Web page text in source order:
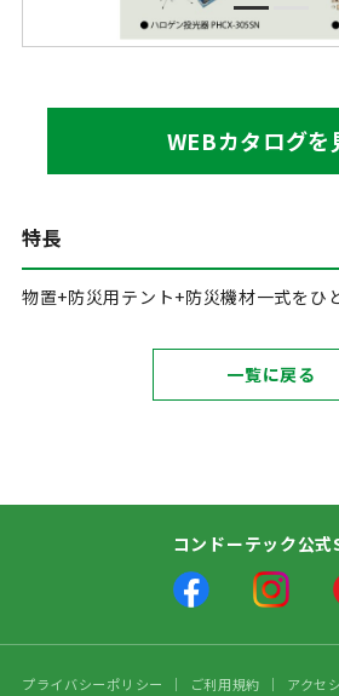
WEBカタログを
特長
物置+防災用テント+防災機材一式をひ
一覧に戻る
コンドーテック公式
プライバシーポリシー ご利用規約 アクセ